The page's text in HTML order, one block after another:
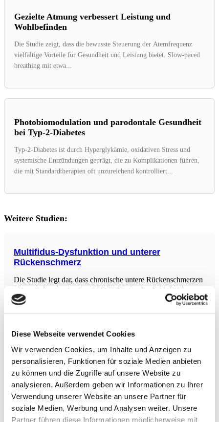
Diese Webseite verwendet Cookies
Wir verwenden Cookies, um Inhalte und Anzeigen zu
personalisieren, Funktionen für soziale Medien anbieten
zu können und die Zugriffe auf unsere Website zu
analysieren. Außerdem geben wir Informationen zu Ihrer
Verwendung unserer Website an unsere Partner für
soziale Medien, Werbung und Analysen weiter. Unsere
Partner führen diese Informationen möglicherweise mit
Gezielte Atmung verbessert Leistung und
Wohlbefinden
Die Studie zeigt, dass die bewusste Steuerung der Atemfrequenz
vielfältige Vorteile für Gesundheit und Leistung bietet. Slow-paced
breathing mit etwa...
Photobiomodulation und parodontale Gesundheit
bei Typ-2-Diabetes
Typ-2-Diabetes ist durch Hyperglykämie, oxidativen Stress und
systemische Entzündungen geprägt, die zu Komplikationen führen,
die mit Standardtherapien oft unzureichend kontrolliert...
Weitere Studien:
Multifidus-Dysfunktion und unterer
Rückenschmerz
Die Studie legt dar, dass chronische untere Rückenschmerzen
(Chronic low back pain (CLBP)) häufig durch Multifidus-
Dysfunktion verursacht werden, die auf den Verlust der
neuromuskulären Kontrolle zurückzuführen ist. Restaurative
Neurostimulation (neuartiges implantierbares
durchbrechen, indem
Atemübungen gegen Angst und Stress
In dieser systematischen Übersichtsarbeit wurden die
Auswirkungen von Atemübungen auf psychologische und
physiologische Ergebnisse in Bezug auf Angst und Stress bei
Erwachsenen analysiert. Es wurden insgesamt 309 Studien
gesichtet, von denen 19 die Einschlusskriterien erfüllten.
Zwölf Studien berichteten über signifikante
Nutraceuticals zur Behandlung depressiver
Störungen